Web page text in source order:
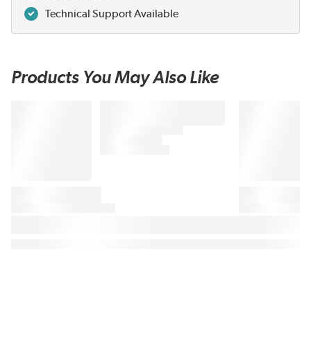
Technical Support Available
Products You May Also Like